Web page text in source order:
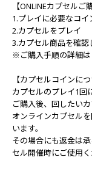
【ONLINEカプセルご
1.プレイに必要なコイ
2.カプセルをプレイ
3.カプセル商品を確認
※ご購入手順の詳細は
【カプセルコインにつ
カプセルのプレイ1回
ご購入後、回したい
オンラインカプセル
います。
その場合にも返金は
セル開催時にご使用く